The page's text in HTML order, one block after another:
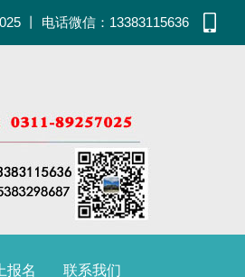
电话微信：13383115636
报名 联系我们